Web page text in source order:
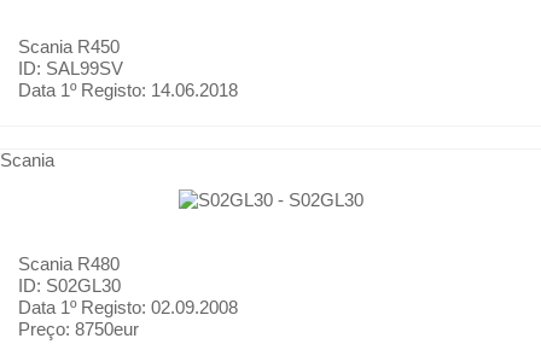
Scania R450
ID: SAL99SV
Data 1º Registo: 14.06.2018
Scania
Scania R480
ID: S02GL30
Data 1º Registo: 02.09.2008
Preço: 8750eur